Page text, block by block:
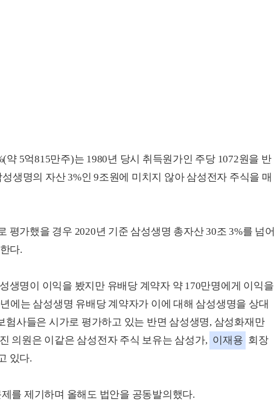
약 5억815만주)는 1980년 당시 취득원가인 주당 1072원을 반
생명의 자산 3%인 9조원에 미치지 않아 삼성전자 주식을 매
평가했을 경우 2020년 기준 삼성생명 총자산 30조 3%를 넘어
다.
생명이 이익을 봤지만 유배당 계약자 약 170만명에게 이익을
에는 삼성생명 유배당 계약자가 이에 대해 삼성생명을 상대
험사들은 시가로 평가하고 있는 반면 삼성생명, 삼성화재만
의원은 이같은 삼성전자 주식 보유는 삼성가, 이재용 회장
있다.
를 제기하며 올해도 법안을 공동발의했다.